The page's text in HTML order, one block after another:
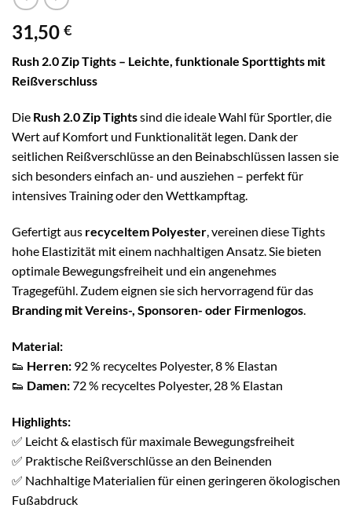
31,50 €
Rush 2.0 Zip Tights – Leichte, funktionale Sporttights mit
Reißverschluss
Die Rush 2.0 Zip Tightssind die ideale Wahl für Sportler, die
Wert auf Komfort und Funktionalität legen. Dank der
seitlichen Reißverschlüsse an den Beinabschlüssen lassen sie
sich besonders einfach an- und ausziehen – perfekt für
intensives Training oder den Wettkampftag.
Gefertigt aus recyceltem Polyester, vereinen diese Tights
hohe Elastizität mit einem nachhaltigen Ansatz. Sie bieten
optimale Bewegungsfreiheit und ein angenehmes
Tragegefühl. Zudem eignen sie sich hervorragend für das
Branding mit Vereins-, Sponsoren- oder Firmenlogos.
Material:
👟 Herren: 92 % recyceltes Polyester, 8 % Elastan
👟 Damen:72 % recyceltes Polyester, 28 % Elastan
Highlights:
✅ Leicht & elastisch für maximale Bewegungsfreiheit
✅ Praktische Reißverschlüsse an den Beinenden
✅ Nachhaltige Materialien für einen geringeren ökologischen
Fußabdruck